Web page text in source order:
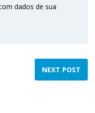
dados de sua
NEXT POST